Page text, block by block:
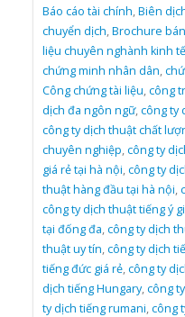
Báo cáo tài chính,Biên
chuyển dịch,Brochure
liệu chuyên nghành kinh tế
chứng minh nhân dân,
Công chứng tài liệu,công
dịch đa ngôn ngữ,công ty
công ty dịch thuật chất
chuyên nghiệp,công ty
giá rẻ tại hà nội,công ty
thuật hàng đầu tại hà nội,
công ty dịch thuật tiếng ý
tại đống đa,công ty dịch
thuật uy tín,công ty dịch
tiếng đức giá rẻ,công ty
dịch tiếng Hungary,công
ty dịch tiếng rumani,công